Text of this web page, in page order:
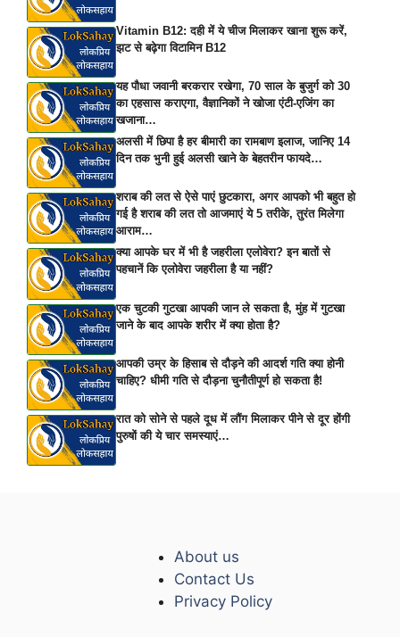
Vitamin B12: दही में ये चीज मिलाकर खाना शुरू करें,
झट से बढ़ेगा विटामिन B12
यह पौधा जवानी बरकरार रखेगा, 70 साल के बुजुर्ग को 30
का एहसास कराएगा, वैज्ञानिकों ने खोजा एंटी-एजिंग का
खजाना…
अलसी में छिपा है हर बीमारी का रामबाण इलाज, जानिए 14
दिन तक भुनी हुई अलसी खाने के बेहतरीन फायदे…
शराब की लत से ऐसे पाएं छुटकारा, अगर आपको भी बहुत हो
गई है शराब की लत तो आजमाएं ये 5 तरीके, तुरंत मिलेगा
आराम…
क्या आपके घर में भी है जहरीला एलोवेरा? इन बातों से
पहचानें कि एलोवेरा जहरीला है या नहीं?
एक चुटकी गुटखा आपकी जान ले सकता है, मुंह में गुटखा
जाने के बाद आपके शरीर में क्या होता है?
आपकी उम्र के हिसाब से दौड़ने की आदर्श गति क्या होनी
चाहिए? धीमी गति से दौड़ना चुनौतीपूर्ण हो सकता है!
रात को सोने से पहले दूध में लौंग मिलाकर पीने से दूर होंगी
पुरुषों की ये चार समस्याएं…
About us
Contact Us
Privacy Policy